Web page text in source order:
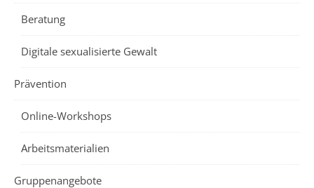
Beratung
Digitale sexualisierte Gewalt
Prävention
Online-Workshops
Arbeitsmaterialien
Gruppenangebote